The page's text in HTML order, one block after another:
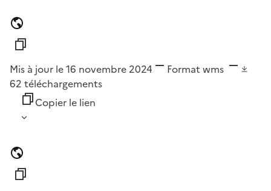
Mis à jour le 16 novembre 2024 Format wms
62 téléchargements
Copier le lien